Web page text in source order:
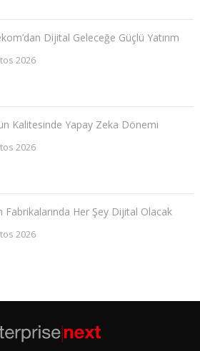
Dijital Geleceğe Güçlü Yatırım
2026
Kalitesinde Yapay Zeka Dönemi
2026
Fabrikalarında Her Şey Dijital Olacak
2026